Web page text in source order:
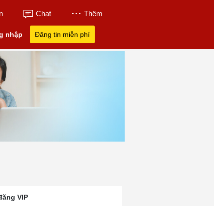
Chat Thêm
nhập Đăng tin miễn phí
VIP